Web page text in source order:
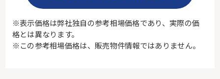
※表示価格は弊社独自の参考相場価格であり、実際の価
格とは異なります。
※この参考相場価格は、販売物件情報ではありません。